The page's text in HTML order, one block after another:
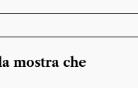
mostra che